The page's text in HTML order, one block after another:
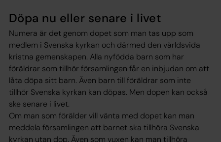
Döpa nu eller senare i livet
Numera är det genom dopet som man tas upp som
medlem i Svenska kyrkan och därmed den världsvida
kristna gemenskapen. Alla nyfödda barn som har
föräldrar som tillhör församlingen får en inbjudan om att
låta döpa sitt barn. Även barn till föräldrar som inte
tillhör Svenska kyrkan kan döpas. Men dopen kan också
ske senare i livet.
Om man som förälder vill vänta med dopet kan man
meddela församlingen att barnet ska tillhöra Svenska
kyrkan utan dop. Även som vuxen kan man tillhöra